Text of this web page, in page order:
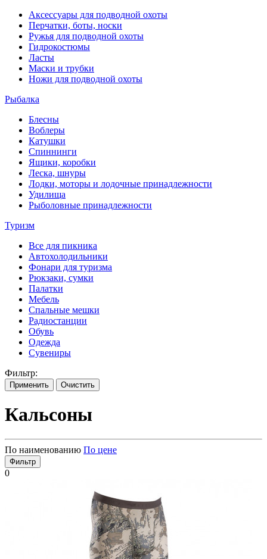
Аксессуары для подводной охоты
Перчатки, боты, носки
Ружья для подводной охоты
Гидрокостюмы
Ласты
Маски и трубки
Ножи для подводной охоты
Рыбалка
Блесны
Воблеры
Катушки
Спиннинги
Ящики, коробки
Леска, шнуры
Лодки, моторы и лодочные принадлежности
Удилища
Рыболовные принадлежности
Туризм
Все для пикника
Автохолодильники
Фонари для туризма
Рюкзаки, сумки
Палатки
Мебель
Спальные мешки
Радиостанции
Обувь
Одежда
Сувениры
Фильтр:
Применить Очистить
Кальсоны
По наименованию По цене
Фильтр
0